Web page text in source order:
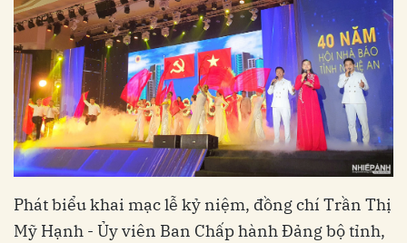
Phát biểu khai mạc lễ kỷ niệm, đồng chí Trần Thị
Mỹ Hạnh - Ủy viên Ban Chấp hành Đảng bộ tỉnh,